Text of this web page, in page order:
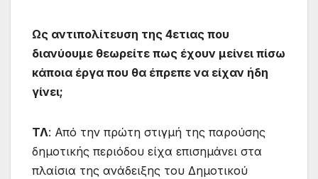
Ως αντιπολίτευση της 4ετιας που
διανύουμε θεωρείτε πως έχουν μείνει πίσω
κάποια έργα που θα έπρεπε να είχαν ήδη
γίνει;
ΤΛ: Από την πρώτη στιγμή της παρούσης
δημοτικής περιόδου είχα επισημάνει στα
πλαίσια της ανάδειξης του Δημοτικού